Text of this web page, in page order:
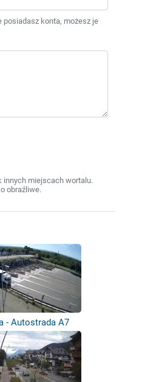
posiadasz konta, możesz je
innych miejscach wortalu.
obraźliwe.
- Autostrada A7